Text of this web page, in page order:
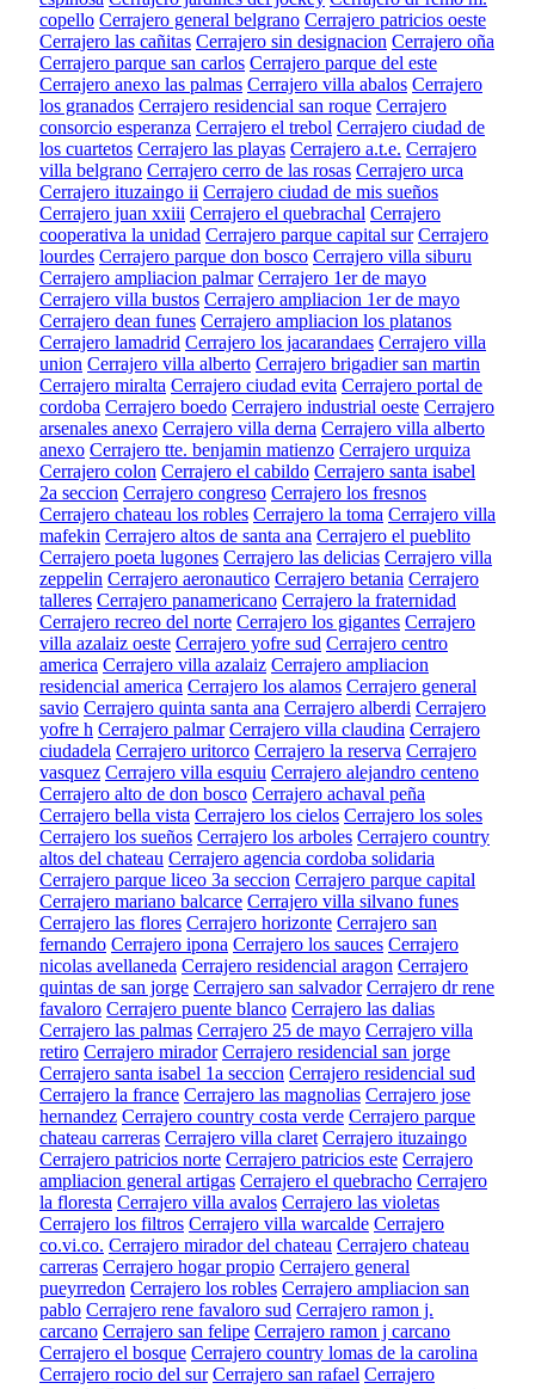
copello Cerrajero general belgrano Cerrajero patricios oeste
Cerrajero las cañitas Cerrajero sin designacion Cerrajero oña
Cerrajero parque san carlos Cerrajero parque del este
Cerrajero anexo las palmas Cerrajero villa abalos Cerrajero
los granados Cerrajero residencial san roque Cerrajero
consorcio esperanza Cerrajero el trebol Cerrajero ciudad de
los cuartetos Cerrajero las playas Cerrajero a.t.e. Cerrajero
villa belgrano Cerrajero cerro de las rosas Cerrajero urca
Cerrajero ituzaingo ii Cerrajero ciudad de mis sueños
Cerrajero juan xxiii Cerrajero el quebrachal Cerrajero
cooperativa la unidad Cerrajero parque capital sur Cerrajero
lourdes Cerrajero parque don bosco Cerrajero villa siburu
Cerrajero ampliacion palmar Cerrajero 1er de mayo
Cerrajero villa bustos Cerrajero ampliacion 1er de mayo
Cerrajero dean funes Cerrajero ampliacion los platanos
Cerrajero lamadrid Cerrajero los jacarandaes Cerrajero villa
union Cerrajero villa alberto Cerrajero brigadier san martin
Cerrajero miralta Cerrajero ciudad evita Cerrajero portal de
cordoba Cerrajero boedo Cerrajero industrial oeste Cerrajero
arsenales anexo Cerrajero villa derna Cerrajero villa alberto
anexo Cerrajero tte. benjamin matienzo Cerrajero urquiza
Cerrajero colon Cerrajero el cabildo Cerrajero santa isabel
2a seccion Cerrajero congreso Cerrajero los fresnos
Cerrajero chateau los robles Cerrajero la toma Cerrajero villa
mafekin Cerrajero altos de santa ana Cerrajero el pueblito
Cerrajero poeta lugones Cerrajero las delicias Cerrajero villa
zeppelin Cerrajero aeronautico Cerrajero betania Cerrajero
talleres Cerrajero panamericano Cerrajero la fraternidad
Cerrajero recreo del norte Cerrajero los gigantes Cerrajero
villa azalaiz oeste Cerrajero yofre sud Cerrajero centro
america Cerrajero villa azalaiz Cerrajero ampliacion
residencial america Cerrajero los alamos Cerrajero general
savio Cerrajero quinta santa ana Cerrajero alberdi Cerrajero
yofre h Cerrajero palmar Cerrajero villa claudina Cerrajero
ciudadela Cerrajero uritorco Cerrajero la reserva Cerrajero
vasquez Cerrajero villa esquiu Cerrajero alejandro centeno
Cerrajero alto de don bosco Cerrajero achaval peña
Cerrajero bella vista Cerrajero los cielos Cerrajero los soles
Cerrajero los sueños Cerrajero los arboles Cerrajero country
altos del chateau Cerrajero agencia cordoba solidaria
Cerrajero parque liceo 3a seccion Cerrajero parque capital
Cerrajero mariano balcarce Cerrajero villa silvano funes
Cerrajero las flores Cerrajero horizonte Cerrajero san
fernando Cerrajero ipona Cerrajero los sauces Cerrajero
nicolas avellaneda Cerrajero residencial aragon Cerrajero
quintas de san jorge Cerrajero san salvador Cerrajero dr rene
favaloro Cerrajero puente blanco Cerrajero las dalias
Cerrajero las palmas Cerrajero 25 de mayo Cerrajero villa
retiro Cerrajero mirador Cerrajero residencial san jorge
Cerrajero santa isabel 1a seccion Cerrajero residencial sud
Cerrajero la france Cerrajero las magnolias Cerrajero jose
hernandez Cerrajero country costa verde Cerrajero parque
chateau carreras Cerrajero villa claret Cerrajero ituzaingo
Cerrajero patricios norte Cerrajero patricios este Cerrajero
ampliacion general artigas Cerrajero el quebracho Cerrajero
la floresta Cerrajero villa avalos Cerrajero las violetas
Cerrajero los filtros Cerrajero villa warcalde Cerrajero
co.vi.co. Cerrajero mirador del chateau Cerrajero chateau
carreras Cerrajero hogar propio Cerrajero general
pueyrredon Cerrajero los robles Cerrajero ampliacion san
pablo Cerrajero rene favaloro sud Cerrajero ramon j.
carcano Cerrajero san felipe Cerrajero ramon j carcano
Cerrajero el bosque Cerrajero country lomas de la carolina
Cerrajero rocio del sur Cerrajero san rafael Cerrajero